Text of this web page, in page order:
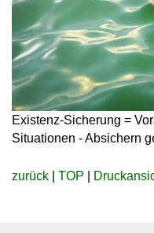
Existenz-Sicherung =
Situationen - Absichern
zurück TOP